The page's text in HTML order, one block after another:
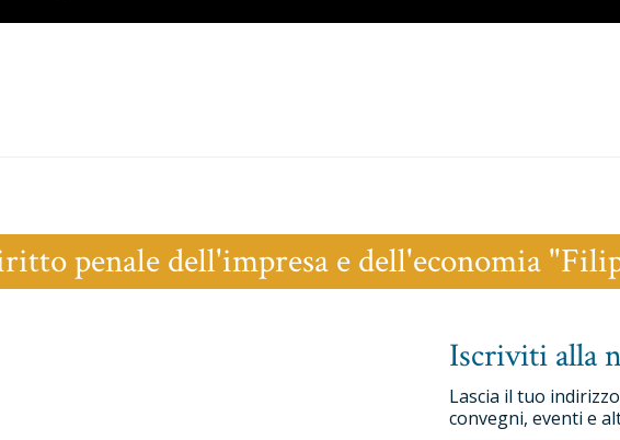
penale dell'impresa e dell'economia
Iscriviti alla
Lascia il tuo
convegni, eventi e